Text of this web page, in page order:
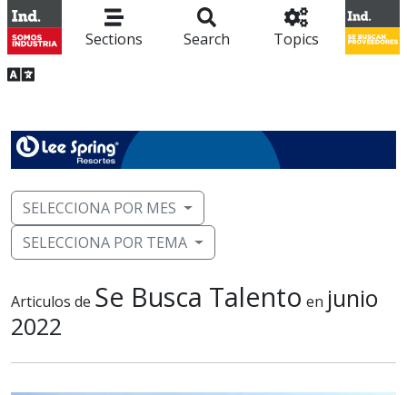
Sections Search Topics
SELECCIONA POR MES
SELECCIONA POR TEMA
Articulos de Se Busca Talento en junio
2022